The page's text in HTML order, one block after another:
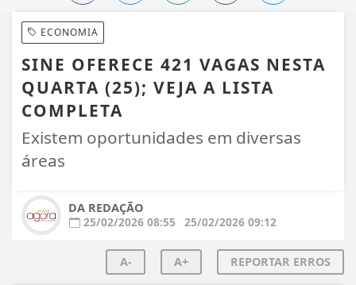
ECONOMIA
SINE OFERECE 421 VAGAS NESTA
QUARTA (25); VEJA A LISTA
COMPLETA
Existem oportunidades em diversas
áreas
DA REDAÇÃO
25/02/2026 08:55
25/02/2026 09:12
A- A+ REPORTAR ERROS